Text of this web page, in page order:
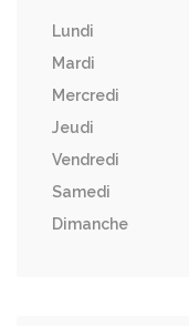
Lundi
Mardi
Mercredi
Jeudi
Vendredi
Samedi
Dimanche